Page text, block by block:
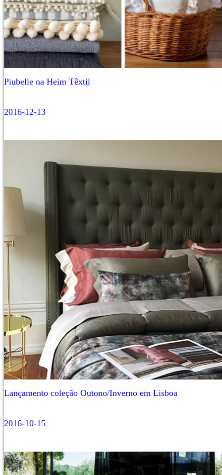
Piubelle na Heim Têxtil
2016-12-13
Lançamento coleção Outono/Inverno em Lisboa
2016-10-15